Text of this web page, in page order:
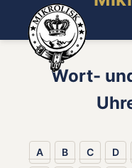
Wort-
A B C D